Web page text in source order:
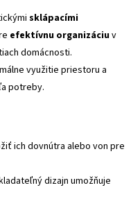
sklápacími
efektívnu organizáciuv
domácnosti.
využitie priestoru a
potreby.
ich dovnútra alebo von pre
dizajn umožňuje